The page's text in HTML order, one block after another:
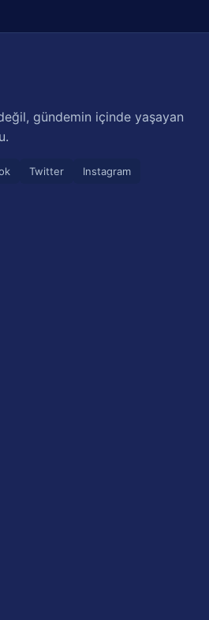
gündemin içinde yaşayan
Twitter
Instagram